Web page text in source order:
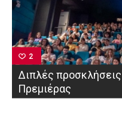
2
Διπλές
Πρεμιέρας